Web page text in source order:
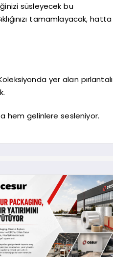
süsleyecek bu
tamamlayacak, hatta
yer alan pırlantalı
hem gelinlere sesleniyor.